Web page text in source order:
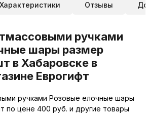
Характеристики Отзывы
ручками
шары размер
в Хабаровске в
Еврогифт
ручками Розовые елочные шары
по цене 400 руб. и другие товары